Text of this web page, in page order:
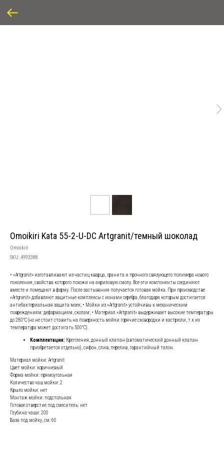
Omoikiri Kata 55-2-U-DC Artgranit/темный шоколад
Omoikiri
SKU:4993388
• «Artgranit» изготавливают из частиц кварца, гранита и прочного связующего полимера нового
поколения, свойства которого похожи на акриловую смолу. Все эти компоненты соединяют
вместе и помещают в форму. После застывания получается готовая мойка. При производстве
«Artgranit» добавляют защитные комплексы с ионами серебра, благодаря которым достигается
антибактериальная защита моек; • Мойки из «Artgranit» устойчивы к механическим
повреждениям: деформациям, сколам; • Материал «Artgranit» выдерживает высокие температуры
до 280°С (но не стоит ставить на поверхность мойки горячие сковородки и кастрюли, т.к их
температура может достигать 500°С).
Комплектация: Крепления, донный клапан (автоматический донный клапан
приобретается отдельно), сифон, слив, перелив, гарантийный талон.
Материал мойки: Artgranit
Цвет мойки: коричневый
Форма мойки: прямоугольная
Количество чаш мойки: 2
Крыло мойки: нет
Монтаж мойки: подстольная
Готовое отверстие под смеситель: нет
Глубина чаши: 200
База под мойку, см: 60